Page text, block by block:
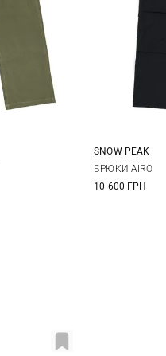
M
SNOW PEAK
БРЮКИ AIRO
10 600 ГРН